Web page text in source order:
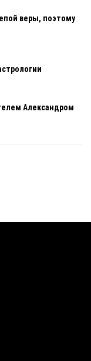
веры, поэтому
Александром